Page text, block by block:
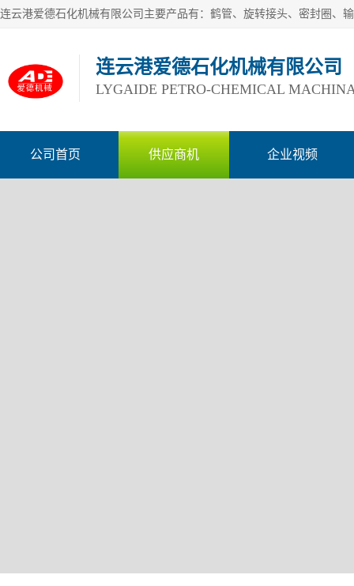
连云港爱德石化机械有限公司
LYGAIDE PETRO-CHEMICAL
公司首页 供应商机 企业视频